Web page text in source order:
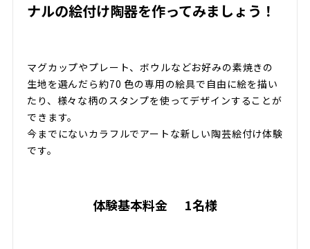
ナルの絵付け陶器を作ってみましょう！
マグカップやプレート、ボウルなどお好みの素焼きの
生地を選んだら約70 色の専用の絵具で自由に絵を描い
たり、様々な柄のスタンプを使ってデザインすることが
できます。
今までにないカラフルでアートな新しい陶芸絵付け体験
です。
体験基本料金 1名様